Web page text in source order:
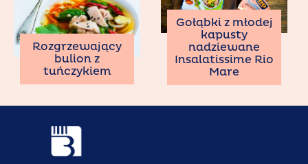
Rozgrzewający
bulion z
tuńczykiem
Gołąbki z młodej
kapusty
nadziewane
Insalatissime Rio
Mare